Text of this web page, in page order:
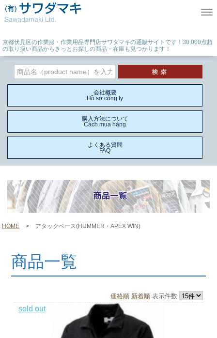
京都伏見区の作業服・作業用品専門店サワダマキの通販サイトです！30,000点超
の取り扱い商品からきっとお探しの商品・在庫も見つかります！
会社概要
Hồ sơ công ty
購入方法について
Cách mua hàng
よくある質問
FAQ
HOME > アタックベース(HUMMER・APEX WIN)
商品一覧
価格順 新着順 表示件数
sold out